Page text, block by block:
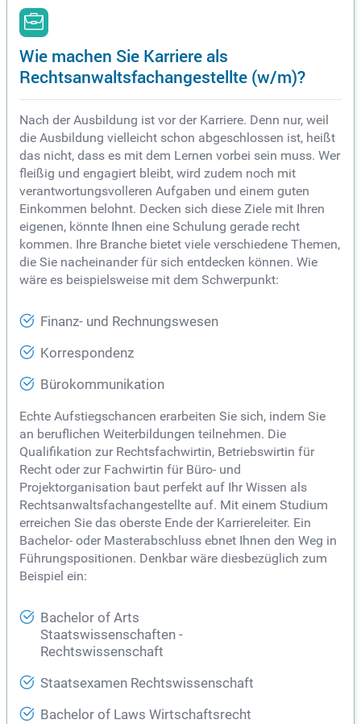
Wie machen Sie Karriere als
Rechtsanwaltsfachangestellte (w/m)?
Nach der Ausbildung ist vor der Karriere. Denn nur, weil
die Ausbildung vielleicht schon abgeschlossen ist, heißt
das nicht, dass es mit dem Lernen vorbei sein muss. Wer
fleißig und engagiert bleibt, wird zudem noch mit
verantwortungsvolleren Aufgaben und einem guten
Einkommen belohnt. Decken sich diese Ziele mit Ihren
eigenen, könnte Ihnen eine Schulung gerade recht
kommen. Ihre Branche bietet viele verschiedene Themen,
die Sie nacheinander für sich entdecken können. Wie
wäre es beispielsweise mit dem Schwerpunkt:
Finanz- und Rechnungswesen
Korrespondenz
Bürokommunikation
Echte Aufstiegschancen erarbeiten Sie sich, indem Sie
an beruflichen Weiterbildungen teilnehmen. Die
Qualifikation zur Rechtsfachwirtin, Betriebswirtin für
Recht oder zur Fachwirtin für Büro- und
Projektorganisation baut perfekt auf Ihr Wissen als
Rechtsanwaltsfachangestellte auf. Mit einem Studium
erreichen Sie das oberste Ende der Karriereleiter. Ein
Bachelor- oder Masterabschluss ebnet Ihnen den Weg in
Führungspositionen. Denkbar wäre diesbezüglich zum
Beispiel ein:
Bachelor of Arts
Staatswissenschaften -
Rechtswissenschaft
Staatsexamen Rechtswissenschaft
Bachelor of Laws Wirtschaftsrecht